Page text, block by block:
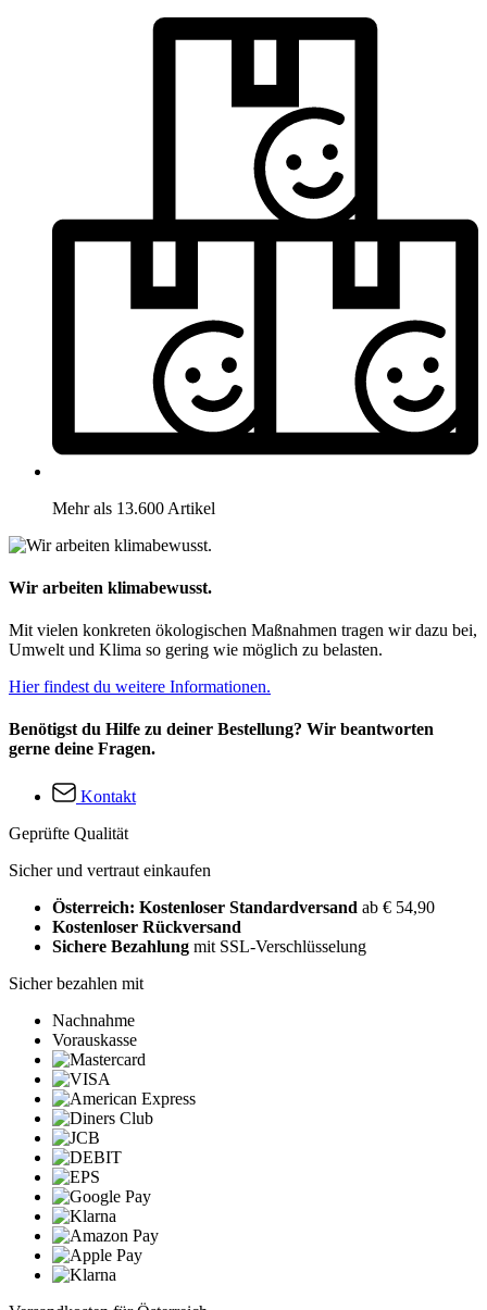
Mehr als 13.600 Artikel
Wir arbeiten klimabewusst.
Mit vielen konkreten ökologischen Maßnahmen tragen wir dazu bei,
Umwelt und Klima so gering wie möglich zu belasten.
Hier findest du weitere Informationen.
Benötigst du Hilfe zu deiner Bestellung? Wir beantworten
gerne deine Fragen.
Kontakt
Geprüfte Qualität
Sicher und vertraut einkaufen
Österreich: Kostenloser Standardversand ab € 54,90
Kostenloser Rückversand
Sichere Bezahlung mit SSL-Verschlüsselung
Sicher bezahlen mit
Nachnahme
Vorauskasse